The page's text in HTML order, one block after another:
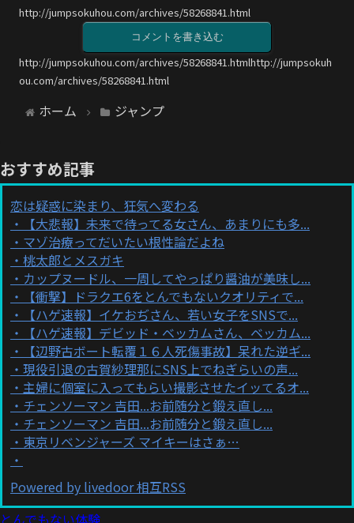
http://jumpsokuhou.com/archives/58268841.html
コメントを書き込む
http://jumpsokuhou.com/archives/58268841.htmlhttp://jumpsokuh
ou.com/archives/58268841.html
ホーム ジャンプ
おすすめ記事
恋は疑惑に染まり、狂気へ変わる
【大悲報】未来で待ってる女さん、あまりにも多...
マゾ治療ってだいたい根性論だよね
桃太郎とメスガキ
カップヌードル、一周してやっぱり醤油が美味し...
【衝撃】ドラクエ6をとんでもないクオリティで...
【ハゲ速報】イケおぢさん、若い女子をSNSで...
【ハゲ速報】デビッド・ベッカムさん、ベッカム...
【辺野古ボート転覆１６人死傷事故】呆れた逆ギ...
現役引退の古賀紗理那にSNS上でねぎらいの声...
主婦に個室に入ってもらい撮影させたイッてるオ...
チェンソーマン 吉田...お前随分と鍛え直し...
チェンソーマン 吉田...お前随分と鍛え直し...
東京リベンジャーズ マイキーはさぁ…
Powered by livedoor 相互RSS
とんでもない体験